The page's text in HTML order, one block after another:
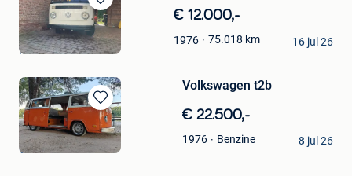
Bewaren
in
Mijn
Favorieten
€ 12.000,-
1976 75.018 km
KoenVG
Mechelen
16 jul 26
Bewaren
in
Mijn
Favorieten
Volkswagen t2b
€ 22.500,-
1976 Benzine
tim
Olen
8 jul 26